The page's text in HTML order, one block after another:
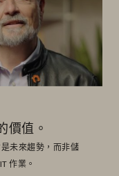
價值。
未來趨勢，而非儲
作業。